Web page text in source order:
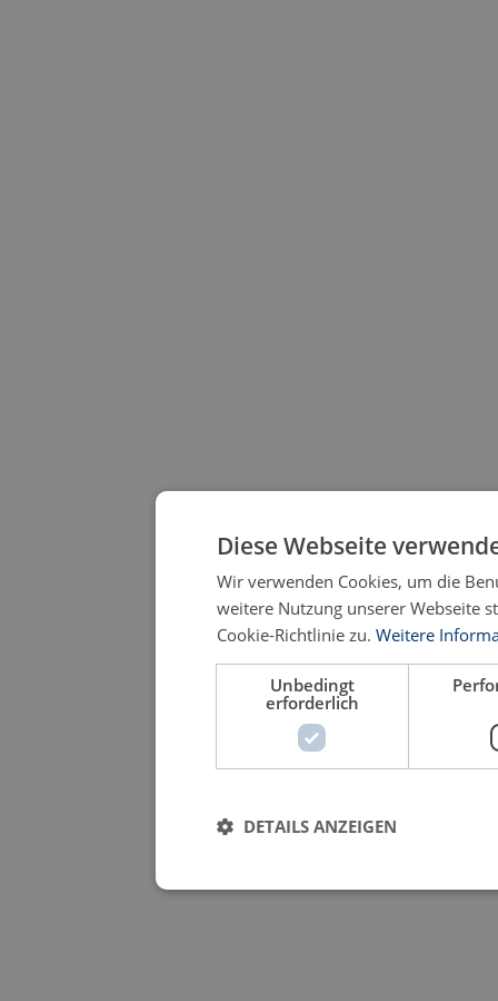
Diese Webseite
Wir verwenden Cookies, um die
weitere Nutzung unserer Webseite
Cookie-Richtlinie zu. Weitere
Unbedingt
erforderlich
DETAILS ANZEIGEN